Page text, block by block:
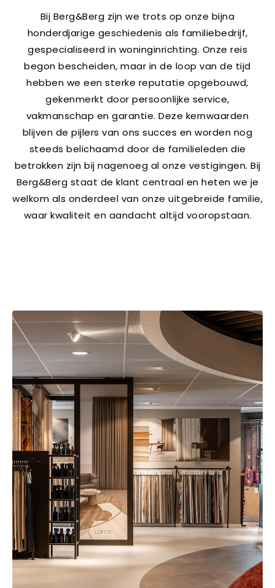
Bij Berg&Berg zijn we trots op onze bijna
honderdjarige geschiedenis als familiebedrijf,
gespecialiseerd in woninginrichting. Onze reis
begon bescheiden, maar in de loop van de tijd
hebben we een sterke reputatie opgebouwd,
gekenmerkt door persoonlijke service,
vakmanschap en garantie. Deze kernwaarden
blijven de pijlers van ons succes en worden nog
steeds belichaamd door de familieleden die
betrokken zijn bij nagenoeg al onze vestigingen. Bij
Berg&Berg staat de klant centraal en heten we je
welkom als onderdeel van onze uitgebreide familie,
waar kwaliteit en aandacht altijd vooropstaan.